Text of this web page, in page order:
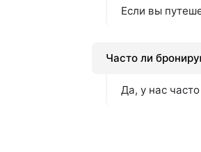
Если вы
Часто ли
Да, у нас